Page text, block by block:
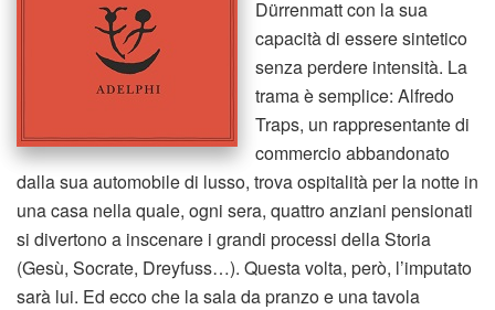
Dürrenmatt con la sua
capacità di essere sintetico
senza perdere intensità. La
trama è semplice: Alfredo
Traps, un rappresentante di
commercio abbandonato
dalla sua automobile di lusso, trova ospitalità per la notte in
una casa nella quale, ogni sera, quattro anziani pensionati
si divertono a inscenare i grandi processi della Storia
(Gesù, Socrate, Dreyfuss…). Questa volta, però, l’imputato
sarà lui. Ed ecco che la sala da pranzo e una tavola